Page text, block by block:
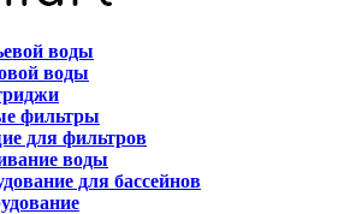
воды
воды
фильтры
для фильтров
воды
для бассейнов